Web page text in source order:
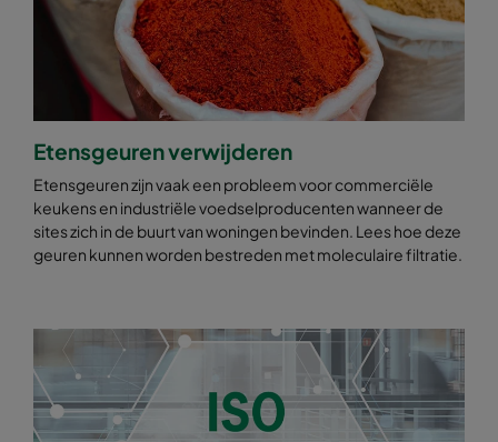
Etensgeuren verwijderen
Etensgeuren zijn vaak een probleem voor commerciële
keukens en industriële voedselproducenten wanneer de
sites zich in de buurt van woningen bevinden. Lees hoe deze
geuren kunnen worden bestreden met moleculaire filtratie.